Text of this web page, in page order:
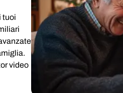
tuoi
video